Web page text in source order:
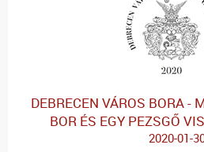
DEBRECEN VÁROS BORA -
BOR ÉS EGY PEZSGŐ
2020-01-